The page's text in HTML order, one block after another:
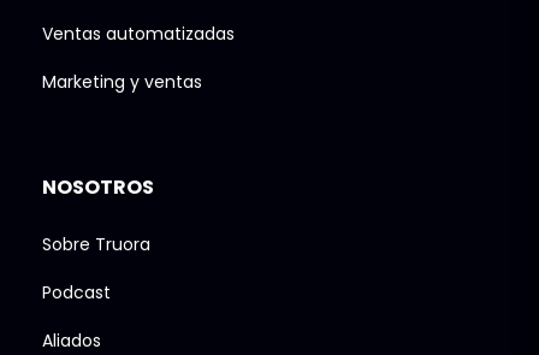
Ventas automatizadas
Marketing y ventas
NOSOTROS
Sobre Truora
Podcast
Aliados